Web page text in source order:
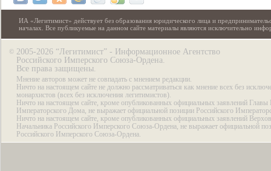
ИА «Легитимист» действует без образования юридического лица и
началах. Все публикуемые на данном сайте материалы являются исключительно
© 2005-2026 “Легитимист” - Информационное Агентство
Российского Имперского Союза-Ордена.
Все права защищены.
Мнение авторов может не совпадать с мнением редакции.
Ничто на настоящем сайте не должно рассматриваться как мнение всех без
монархистов (всех без исключения легитимистов).
Ничто на настоящем сайте, кроме опубликованных официальных заявлений Главы
Императорского Дома, не выражает официальной позиции Российского
Ничто на настоящем сайте, кроме опубликованных официальных заявлений
Начальника Российского Имперского Союза-Ордена, не выражает официальной
Российского Имперского Союза-Ордена.